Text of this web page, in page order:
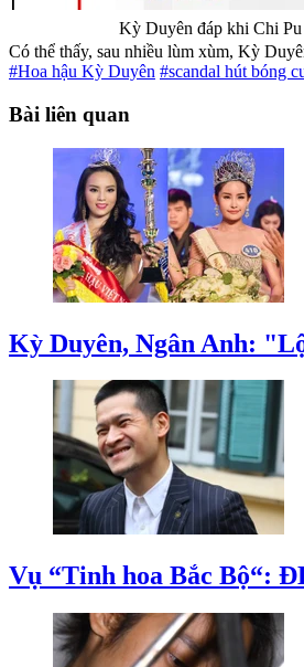
Kỳ Duyên đáp khi Chi
Có thể thấy, sau nhiều lùm xùm, Kỳ
#Hoa hậu Kỳ Duyên #scandal hút bóng
Bài liên quan
Kỳ Duyên, Ngân Anh:
Vụ “Tinh hoa Bắc Bộ“: